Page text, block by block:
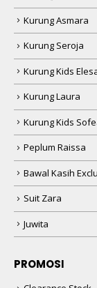
Kurung Asmara
Kurung Seroja
Kurung Kids
Kurung Laura
Kurung Kids
Peplum Raissa
Bawal Kasih
Suit Zara
Juwita
PROMOSI